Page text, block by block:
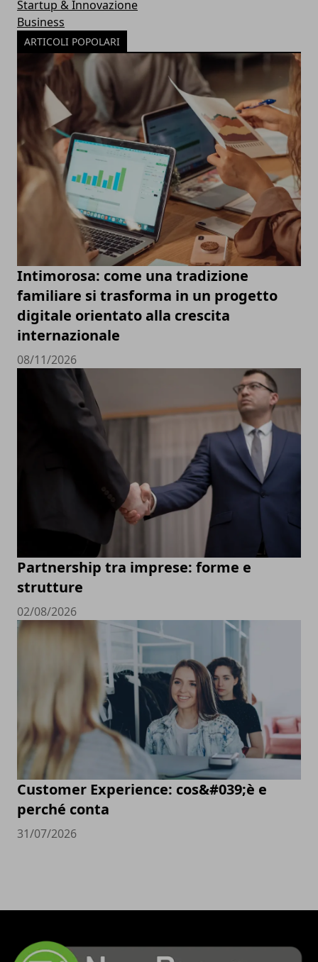
Startup & Innovazione
Business
ARTICOLI POPOLARI
Intimorosa: come una tradizione
familiare si trasforma in un progetto
digitale orientato alla crescita
internazionale
08/11/2026
Partnership tra imprese: forme e
strutture
02/08/2026
Customer Experience: cos&#039;è e
perché conta
31/07/2026